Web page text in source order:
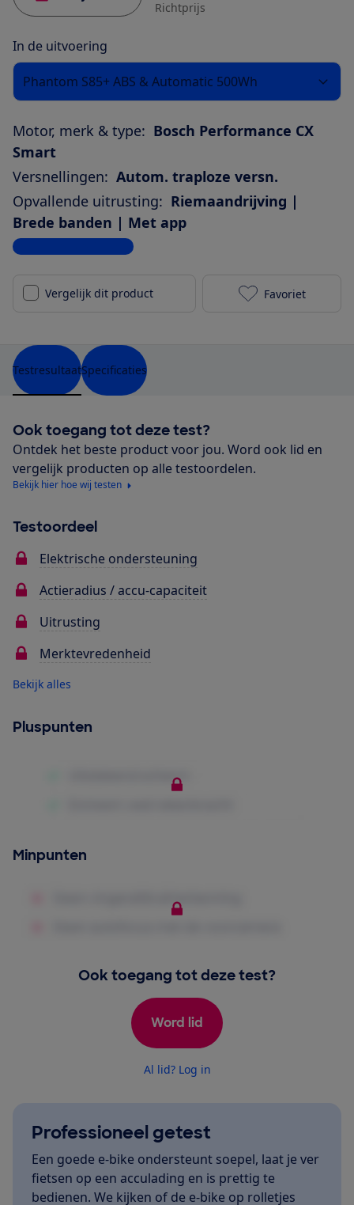
Richtprijs
In de uitvoering
Phantom S85+ ABS & Automatic 500Wh
Motor, merk & type: Bosch Performance CX
Smart
Versnellingen: Autom. traploze versn.
Opvallende uitrusting: Riemaandrijving |
Brede banden | Met app
Bekijk alle specificaties
Vergelijk dit product Dutch ID
Favoriet
TestresultaatSpecificaties
Ook toegang tot deze test?
Ontdek het beste product voor jou. Word ook lid en
vergelijk producten op alle testoordelen.
Bekijk hier hoe wij testen
Testoordeel
Elektrische ondersteuning
Actieradius / accu-capaciteit
Uitrusting
Merktevredenheid
Bekijk alles
Pluspunten
Minpunten
Ook toegang tot deze test?
Word lid
Al lid? Log in
Professioneel getest
Een goede e-bike ondersteunt soepel, laat je ver
fietsen op een acculading en is prettig te
bedienen. We kijken of de e-bike op rolletjes